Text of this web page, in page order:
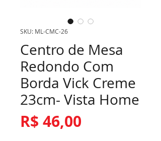
SKU: ML-CMC-26
Centro de Mesa
Redondo Com
Borda Vick Creme
23cm- Vista Home
R$ 46,00